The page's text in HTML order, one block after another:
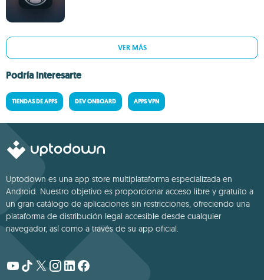
VER MÁS
Podría interesarte
TIENDAS DE APPS DEV ONBOARD APPS VPN
Uptodown es una app store multiplataforma especializada en
Android. Nuestro objetivo es proporcionar acceso libre y gratuito a
un gran catálogo de aplicaciones sin restricciones, ofreciendo una
plataforma de distribución legal accesible desde cualquier
navegador, así como a través de su app oficial.